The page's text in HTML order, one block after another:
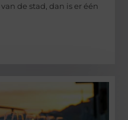
de stad, dan is er één